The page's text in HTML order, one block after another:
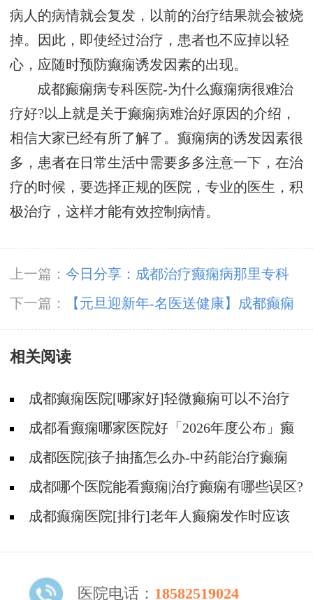
病人的病情就会复发，以前的治疗结果就会被烧
掉。因此，即使经过治疗，患者也不应掉以轻
心，应随时预防癫痫诱发因素的出现。
成都癫痫病专科医院-为什么癫痫病很难治
疗好?以上就是关于癫痫病难治好原因的介绍，
相信大家已经有所了解了。癫痫病的诱发因素很
多，患者在日常生活中需要多多注意一下，在治
疗的时候，要选择正规的医院，专业的医生，积
极治疗，这样才能有效控制病情。
上一篇： 今日分享：成都治疗癫痫病那里专科
好?癫痫发作有哪些类型
下一篇：
【元旦迎新年-名医送健康】成都癫痫
病医院12月31日-1月1日，北京&四川名医强强
联合共抗癫痫！
相关阅读
成都癫痫医院[哪家好]轻微癫痫可以不治疗
吗?成都看癫痫哪家医院好「2026年度公布」癫
痫发作时要做什么?
成都医院|孩子抽搐怎么办-中药能治疗癫痫
吗?成都哪个医院能看癫痫|治疗癫痫有哪些误区?
成都癫痫医院[排行]老年人癫痫发作时应该
医院电话： 18582519024